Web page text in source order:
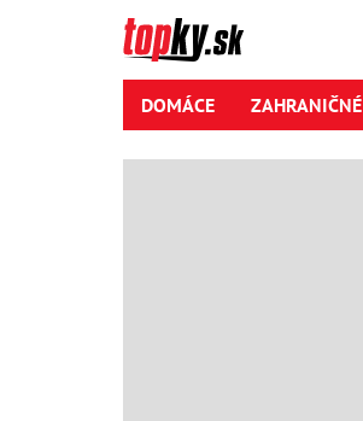
DOMÁCE ZAHRANIČNÉ